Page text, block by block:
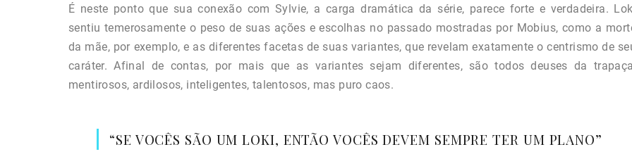
É neste ponto que sua conexão com Sylvie, a carga dramática da série, parece forte e verdadeira.
sentiu temerosamente o peso de suas ações e escolhas no passado mostradas por Mobius, como a
da mãe, por exemplo, e as diferentes facetas de suas variantes, que revelam exatamente o centrismo de
caráter. Afinal de contas, por mais que as variantes sejam diferentes, são todos deuses da
mentirosos, ardilosos, inteligentes, talentosos, mas puro caos.
“SE VOCÊS SÃO UM LOKI, ENTÃO VOCÊS DEVEM SEMPRE TER UM PLANO”